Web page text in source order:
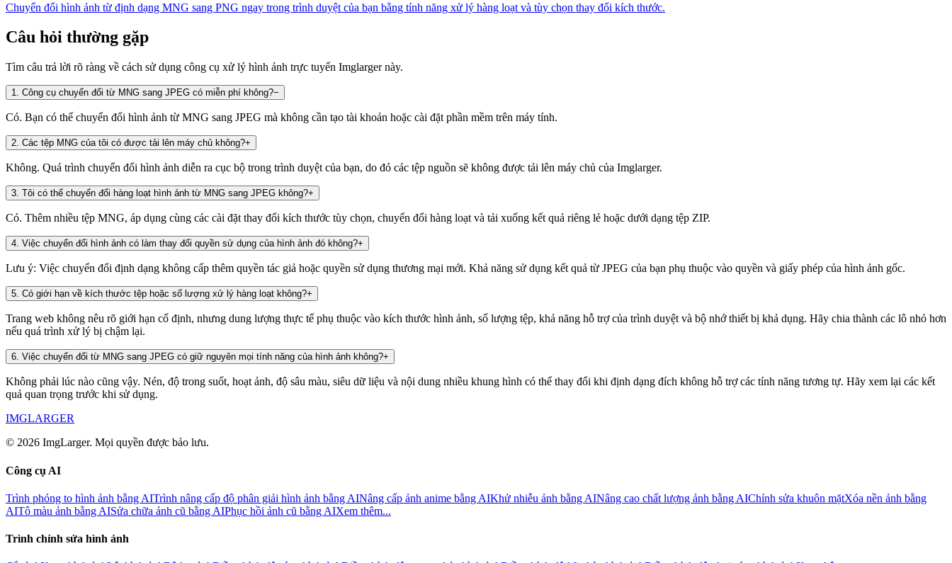
Chuyển đổi hình ảnh từ định dạng MNG sang PNG ngay trong trình duyệt của bạn bằng tính năng xử lý hàng loạt và tùy chọn thay đổi kích thước.
Câu hỏi thường gặp
Tìm câu trả lời rõ ràng về cách sử dụng công cụ xử lý hình ảnh trực tuyến Imglarger này.
1. Công cụ chuyển đổi từ MNG sang JPEG có miễn phí không?−
Có. Bạn có thể chuyển đổi hình ảnh từ MNG sang JPEG mà không cần tạo tài khoản hoặc cài đặt phần mềm trên máy tính.
2. Các tệp MNG của tôi có được tải lên máy chủ không?+
Không. Quá trình chuyển đổi hình ảnh diễn ra cục bộ trong trình duyệt của bạn, do đó các tệp nguồn sẽ không được tải lên máy chủ của Imglarger.
3. Tôi có thể chuyển đổi hàng loạt hình ảnh từ MNG sang JPEG không?+
Có. Thêm nhiều tệp MNG, áp dụng cùng các cài đặt thay đổi kích thước tùy chọn, chuyển đổi hàng loạt và tải xuống kết quả riêng lẻ hoặc dưới dạng tệp ZIP.
4. Việc chuyển đổi hình ảnh có làm thay đổi quyền sử dụng của hình ảnh đó không?+
Lưu ý: Việc chuyển đổi định dạng không cấp thêm quyền tác giả hoặc quyền sử dụng thương mại mới. Khả năng sử dụng kết quả từ JPEG của bạn phụ thuộc vào quyền và giấy phép của hình ảnh gốc.
5. Có giới hạn về kích thước tệp hoặc số lượng xử lý hàng loạt không?+
Trang web không nêu rõ giới hạn cố định, nhưng dung lượng thực tế phụ thuộc vào kích thước hình ảnh, số lượng tệp, khả năng hỗ trợ của trình duyệt và bộ nhớ thiết bị khả dụng. Hãy chia thành các lô nhỏ hơn
nếu quá trình xử lý bị chậm lại.
6. Việc chuyển đổi từ MNG sang JPEG có giữ nguyên mọi tính năng của hình ảnh không?+
Không phải lúc nào cũng vậy. Nén, độ trong suốt, hoạt ảnh, độ sâu màu, siêu dữ liệu và nội dung nhiều khung hình có thể thay đổi khi định dạng đích không hỗ trợ các tính năng tương tự. Hãy xem lại các kết
quả quan trọng trước khi sử dụng.
IMGLARGER
© 2026 ImgLarger. Mọi quyền được bảo lưu.
Công cụ AI
Trình phóng to hình ảnh bằng AITrình nâng cấp độ phân giải hình ảnh bằng AINâng cấp ảnh anime bằng AIKhử nhiễu ảnh bằng AINâng cao chất lượng ảnh bằng AIChỉnh sửa khuôn mặtXóa nền ảnh bằng
AITô màu ảnh bằng AISửa chữa ảnh cũ bằng AIPhục hồi ảnh cũ bằng AIXem thêm...
Trình chỉnh sửa hình ảnh